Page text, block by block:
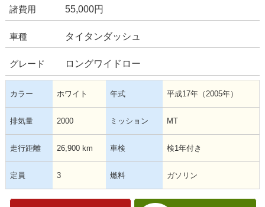
諸費用 55,000円
車種 タイタンダッシュ
グレード ロングワイドロー
カラー ホワイト 年式 平成17年（2005年）
排気量 2000 ミッション MT
走行距離 26,900 km 車検 検1年付き
定員 3 燃料 ガソリン